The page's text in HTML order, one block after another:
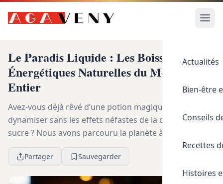
Actualités
Bien-être
Conseils
Recettes
Histoires
Le Paradis Liquide : Les Boissons
Énergétiques Naturelles du Monde
Entier
Avez-vous déjà rêvé d’une potion magique pour vous
dynamiser sans les effets néfastes de la caféine ou du
sucre ? Nous avons parcouru la planète à la recherche
de ces élixirs énergisants et sommes prê...
Partager Sauvegarder